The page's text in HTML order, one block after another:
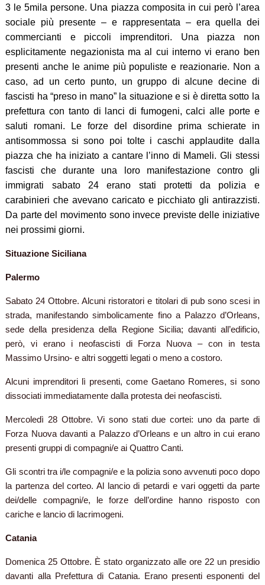
3 le 5mila persone. Una piazza composita in cui però l’area
sociale più presente – e rappresentata – era quella dei
commercianti e piccoli imprenditori. Una piazza non
esplicitamente negazionista ma al cui interno vi erano ben
presenti anche le anime più populiste e reazionarie. Non a
caso, ad un certo punto, un gruppo di alcune decine di
fascisti ha “preso in mano” la situazione e si è diretta sotto la
prefettura con tanto di lanci di fumogeni, calci alle porte e
saluti romani. Le forze del disordine prima schierate in
antisommossa si sono poi tolte i caschi applaudite dalla
piazza che ha iniziato a cantare l’inno di Mameli. Gli stessi
fascisti che durante una loro manifestazione contro gli
immigrati sabato 24 erano stati protetti da polizia e
carabinieri che avevano caricato e picchiato gli antirazzisti.
Da parte del movimento sono invece previste delle iniziative
nei prossimi giorni.
Situazione Siciliana
Palermo
Sabato 24 Ottobre. Alcuni ristoratori e titolari di pub sono scesi in
strada, manifestando simbolicamente fino a Palazzo d’Orleans,
sede della presidenza della Regione Sicilia; davanti all’edificio,
però, vi erano i neofascisti di Forza Nuova – con in testa
Massimo Ursino- e altri soggetti legati o meno a costoro.
Alcuni imprenditori lì presenti, come Gaetano Romeres, si sono
dissociati immediatamente dalla protesta dei neofascisti.
Mercoledì 28 Ottobre. Vi sono stati due cortei: uno da parte di
Forza Nuova davanti a Palazzo d’Orleans e un altro in cui erano
presenti gruppi di compagni/e ai Quattro Canti.
Gli scontri tra i/le compagni/e e la polizia sono avvenuti poco dopo
la partenza del corteo. Al lancio di petardi e vari oggetti da parte
dei/delle compagni/e, le forze dell’ordine hanno risposto con
cariche e lancio di lacrimogeni.
Catania
Domenica 25 Ottobre. È stato organizzato alle ore 22 un presidio
davanti alla Prefettura di Catania. Erano presenti esponenti del